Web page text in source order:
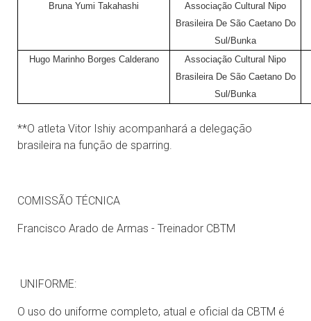
Bruna Yumi Takahashi
Associação Cultural Nipo
Brasileira De São Caetano Do
Sul/Bunka
Hugo Marinho Borges Calderano
Associação Cultural Nipo
Brasileira De São Caetano Do
Sul/Bunka
**O atleta Vitor Ishiy acompanhará a delegação
brasileira na função de sparring.
COMISSÃO TÉCNICA
Francisco Arado de Armas - Treinador CBTM
UNIFORME:
O uso do uniforme completo, atual e oficial da CBTM é